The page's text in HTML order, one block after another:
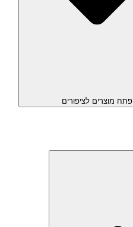
פתח מוצרים לציפורים